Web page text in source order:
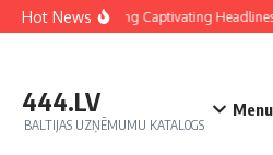
Hot NewsCrafting Captivating
444.LV
BALTIJAS UZŅĒMUMU KATALOGS
Menu